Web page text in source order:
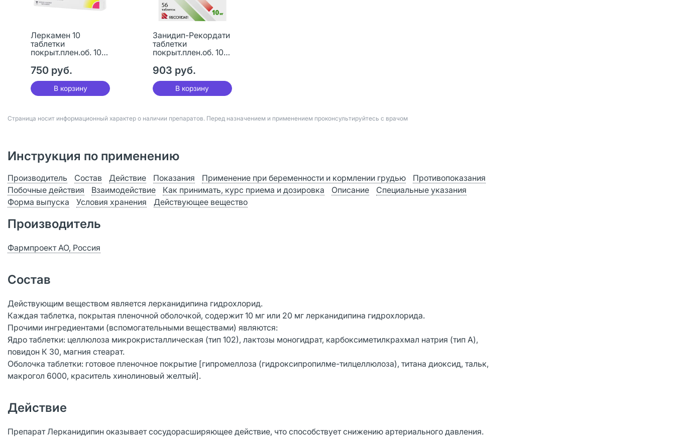
Леркамен 10
таблетки
покрыт.плен.об. 10
750 руб.
В корзину
Занидип-Рекордати
таблетки
покрыт.плен.об. 10
903 руб.
В корзину
Страница носит информационный характер о наличии препаратов. Перед назначением и применением проконсультируйтесь с врачом
Инструкция по применению
Производитель Состав Действие Показания Применение при беременности и кормлении грудью
Противопоказания
Побочные действия
Взаимодействие Как принимать, курс приема и дозировка Описание
Специальные указания
Форма выпуска
Условия хранения Действующее вещество
Производитель
Фармпроект АО, Россия
Состав
Действующим веществом является лерканидипина гидрохлорид.
Каждая таблетка, покрытая пленочной оболочкой, содержит 10 мг или 20 мг лерканидипина гидрохлорида.
Прочими ингредиентами (вспомогательными веществами) являются:
Ядро таблетки: целлюлоза микрокристаллическая (тип 102), лактозы моногидрат, карбоксиметилкрахмал натрия (тип А),
повидон К 30, магния стеарат.
Оболочка таблетки: готовое пленочное покрытие [гипромеллоза (гидроксипропилме-тилцеллюлоза), титана диоксид, тальк,
макрогол 6000, краситель хинолиновый желтый].
Действие
Препарат Лерканидипин оказывает сосудорасширяющее действие, что способствует снижению артериального давления.